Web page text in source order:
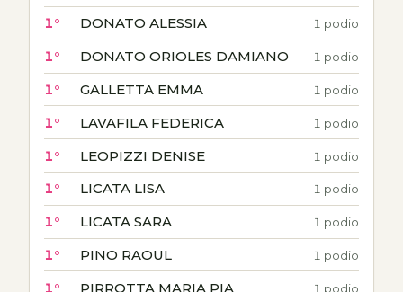
1° DONATO ALESSIA 1 podio
1° DONATO ORIOLES DAMIANO 1 podio
1° GALLETTA EMMA 1 podio
1° LAVAFILA FEDERICA 1 podio
1° LEOPIZZI DENISE 1 podio
1° LICATA LISA 1 podio
1° LICATA SARA 1 podio
1° PINO RAOUL 1 podio
1° PIRROTTA MARIA PIA 1 podio